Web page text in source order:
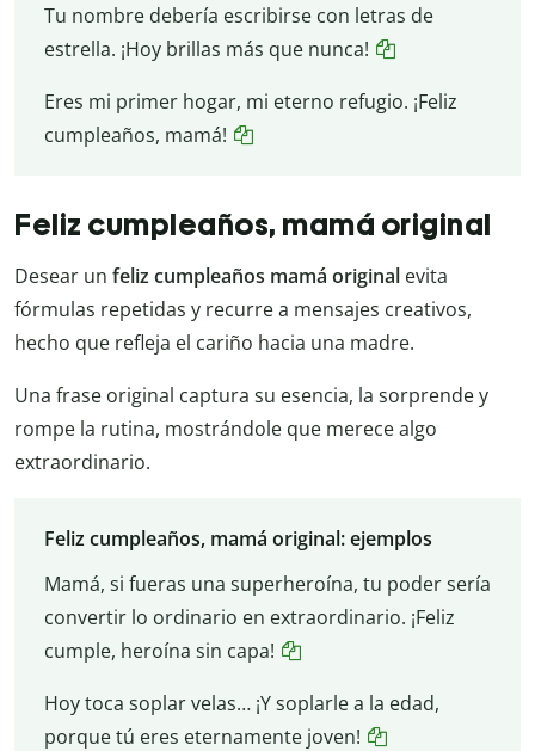
Tu nombre debería escribirse con letras de
estrella. ¡Hoy brillas más que nunca!
Eres mi primer hogar, mi eterno refugio. ¡Feliz
cumpleaños, mamá!
Feliz cumpleaños, mamá original
Desear un feliz cumpleaños mamá original evita
fórmulas repetidas y recurre a mensajes creativos,
hecho que refleja el cariño hacia una madre.
Una frase original captura su esencia, la sorprende y
rompe la rutina, mostrándole que merece algo
extraordinario.
Feliz cumpleaños, mamá original: ejemplos
Mamá, si fueras una superheroína, tu poder sería
convertir lo ordinario en extraordinario. ¡Feliz
cumple, heroína sin capa!
Hoy toca soplar velas… ¡Y soplarle a la edad,
porque tú eres eternamente joven!